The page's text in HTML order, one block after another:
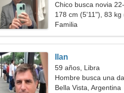
Chico busca novia
178 cm (5'11"), 83 kg
Familia
Ilan
59 años, Libra
Hombre busca una
Bella Vista, Argentina